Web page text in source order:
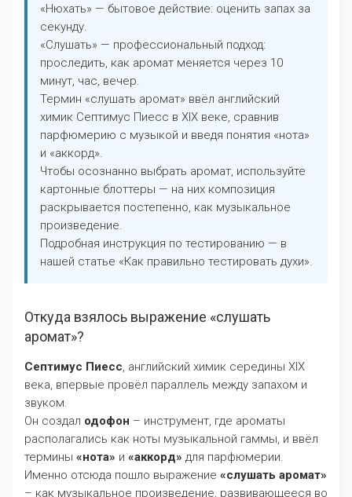
«Нюхать» — бытовое действие: оценить запах за
секунду.
«Слушать» — профессиональный подход:
проследить, как аромат меняется через 10
минут, час, вечер.
Термин «слушать аромат» ввёл английский
химик Септимус Пиесс в XIX веке, сравнив
парфюмерию с музыкой и введя понятия «нота»
и «аккорд».
Чтобы осознанно выбрать аромат, используйте
картонные блоттеры — на них композиция
раскрывается постепенно, как музыкальное
произведение.
Подробная инструкция по тестированию — в
нашей статье «Как правильно тестировать духи».
Откуда взялось выражение «слушать
аромат»?
Септимус Пиесс , английский химик середины XIX
века, впервые провёл параллель между запахом и
звуком.
Он создал одофон – инструмент, где ароматы
располагались как ноты музыкальной гаммы, и ввёл
термины «нота» и «аккорд» для парфюмерии.
Именно отсюда пошло выражение «слушать аромат»
– как музыкальное произведение, развивающееся во